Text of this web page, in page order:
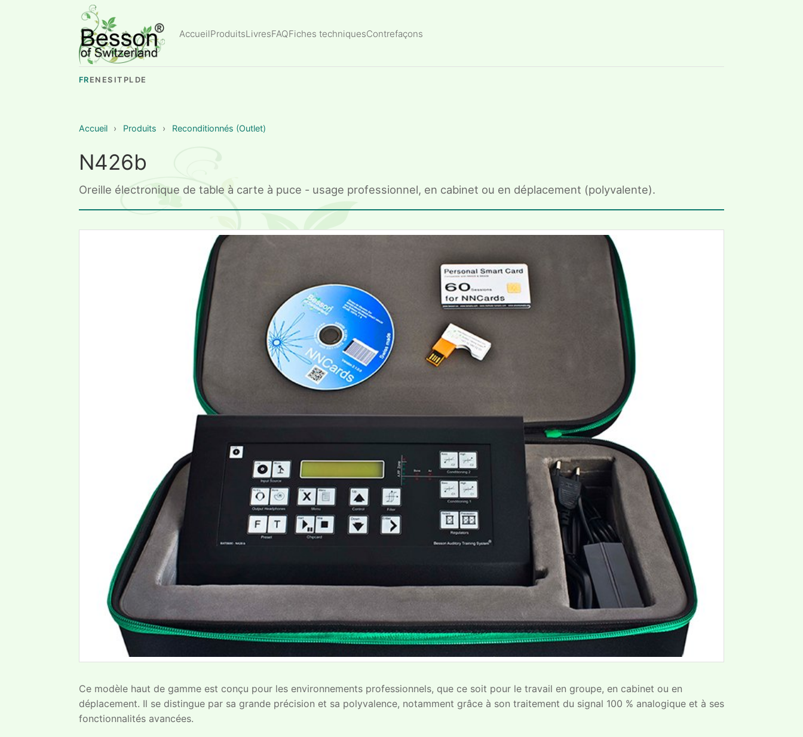
AccueilProduitsLivresFAQFiches techniquesContrefaçons
FR EN ES IT PL DE
Accueil › Produits › Reconditionnés (Outlet)
N426b
Oreille électronique de table à carte à puce - usage professionnel, en cabinet ou en déplacement (polyvalente).
Ce modèle haut de gamme est conçu pour les environnements professionnels, que ce soit pour le travail en groupe, en cabinet ou en
déplacement. Il se distingue par sa grande précision et sa polyvalence, notamment grâce à son traitement du signal 100 % analogique et à ses
fonctionnalités avancées.